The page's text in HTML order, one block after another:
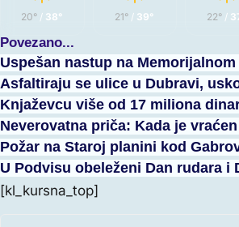
20° / 38° 21° / 39° 22° /
Povezano...
Uspešan nastup na
Asfaltiraju se ulice u Dubravi,
Knjaževcu više od 17 miliona
Neverovatna priča: Kada je
Požar na Staroj planini kod
U Podvisu obeleženi Dan rudara i
[kl_kursna_top]